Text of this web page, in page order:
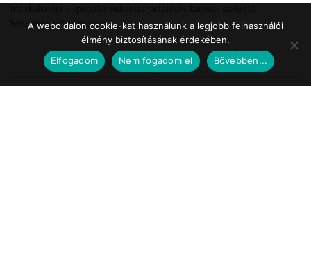
munkáltatója a speciális önkéntes tartalékos katonai szolgálat
bevezetésével vesz részt ...
A weboldalon cookie-kat használunk a legjobb felhasználói
élmény biztosításának érdekében.
Elfogadom
Nem fogadom el Bővebben...